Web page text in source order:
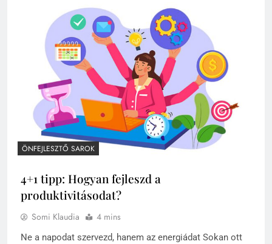
ÖNFEJLESZTŐ SAROK
4+1 tipp: Hogyan fejleszd a
produktivitásodat?
Somi Klaudia 4 mins
Ne a napodat szervezd, hanem az energiádat Sokan ott